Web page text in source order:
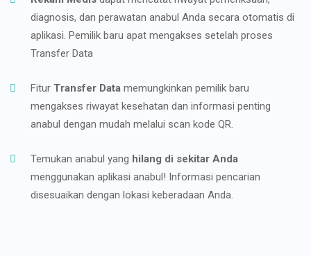
diagnosis, dan perawatan anabul Anda secara otomatis di
aplikasi. Pemilik baru apat mengakses setelah proses
Transfer Data
Fitur Transfer Data memungkinkan pemilik baru
mengakses riwayat kesehatan dan informasi penting
anabul dengan mudah melalui scan kode QR.
Temukan anabul yang hilang di sekitar Anda
menggunakan aplikasi anabul! Informasi pencarian
disesuaikan dengan lokasi keberadaan Anda.